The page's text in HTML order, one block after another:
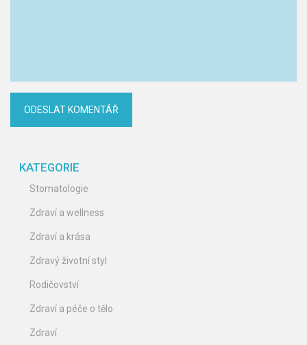
KATEGORIE
Stomatologie
Zdraví a wellness
Zdraví a krása
Zdravý životní styl
Rodičovství
Zdraví a péče o tělo
Zdraví